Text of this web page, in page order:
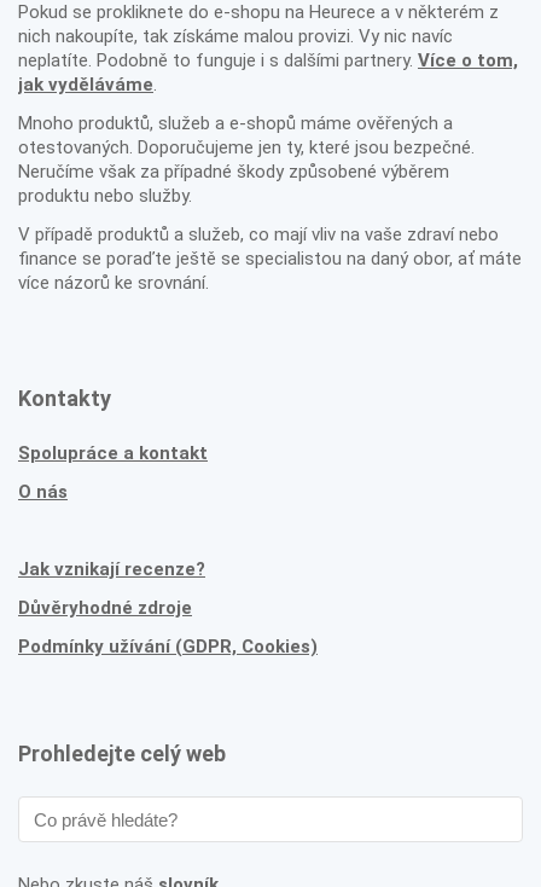
Pokud se prokliknete do e-shopu na Heurece a v některém z
nich nakoupíte, tak získáme malou provizi. Vy nic navíc
neplatíte. Podobně to funguje i s dalšími partnery. Více o tom,
jak vyděláváme.
Mnoho produktů, služeb a e-shopů máme ověřených a
otestovaných. Doporučujeme jen ty, které jsou bezpečné.
Neručíme však za případné škody způsobené výběrem
produktu nebo služby.
V případě produktů a služeb, co mají vliv na vaše zdraví nebo
finance se poraďte ještě se specialistou na daný obor, ať máte
více názorů ke srovnání.
Kontakty
Spolupráce a kontakt
O nás
Jak vznikají recenze?
Důvěryhodné zdroje
Podmínky užívání (GDPR, Cookies)
Prohledejte celý web